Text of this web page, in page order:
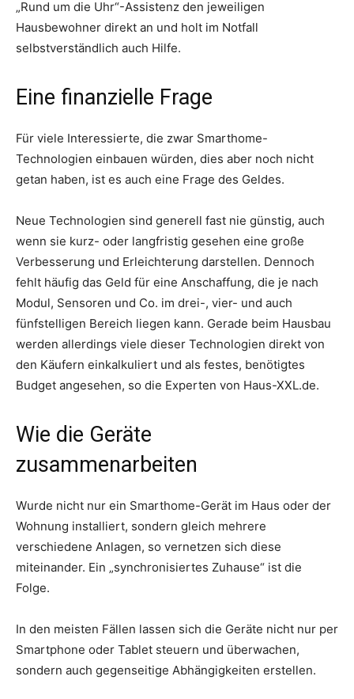
„Rund um die Uhr“-Assistenz den jeweiligen
Hausbewohner direkt an und holt im Notfall
selbstverständlich auch Hilfe.
Eine finanzielle Frage
Für viele Interessierte, die zwar Smarthome-
Technologien einbauen würden, dies aber noch nicht
getan haben, ist es auch eine Frage des Geldes.
Neue Technologien sind generell fast nie günstig, auch
wenn sie kurz- oder langfristig gesehen eine große
Verbesserung und Erleichterung darstellen. Dennoch
fehlt häufig das Geld für eine Anschaffung, die je nach
Modul, Sensoren und Co. im drei-, vier- und auch
fünfstelligen Bereich liegen kann. Gerade beim Hausbau
werden allerdings viele dieser Technologien direkt von
den Käufern einkalkuliert und als festes, benötigtes
Budget angesehen, so die Experten von Haus-XXL.de.
Wie die Geräte
zusammenarbeiten
Wurde nicht nur ein Smarthome-Gerät im Haus oder der
Wohnung installiert, sondern gleich mehrere
verschiedene Anlagen, so vernetzen sich diese
miteinander. Ein „synchronisiertes Zuhause“ ist die
Folge.
In den meisten Fällen lassen sich die Geräte nicht nur per
Smartphone oder Tablet steuern und überwachen,
sondern auch gegenseitige Abhängigkeiten erstellen.